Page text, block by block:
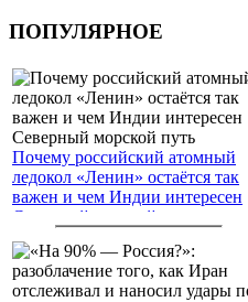
ПОПУЛЯРНОЕ
Почему российский атомный
ледокол «Ленин» остаётся так
важен и чем Индии интересен
Северный морской путь